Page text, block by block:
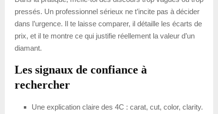
pressés. Un professionnel sérieux ne t’incite pas à décider
dans l’urgence. Il te laisse comparer, il détaille les écarts de
prix, et il te montre ce qui justifie réellement la valeur d’un
diamant.
Les signaux de confiance à
rechercher
Une explication claire des 4C : carat, cut, color, clarity.